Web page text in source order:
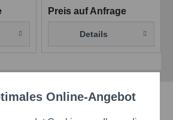
Preis auf Anfrage
Details
Lieferzeiten
Aktiv
Online-Angebot